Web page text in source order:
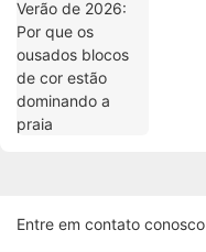
Entre em contato conosco